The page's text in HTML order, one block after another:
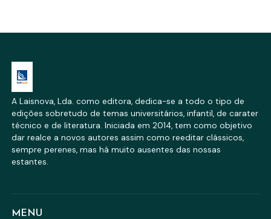
A Laisnova, Lda. como editora, dedica-se a todo o tipo de
edições sobretudo de temas universitários, infantil, de carater
técnico e de literatura. Iniciada em 2014, tem como objetivo
dar realce a novos autores assim como reeditar clássicos,
sempre perenes, mas há muito ausentes das nossas
estantes.
MENU